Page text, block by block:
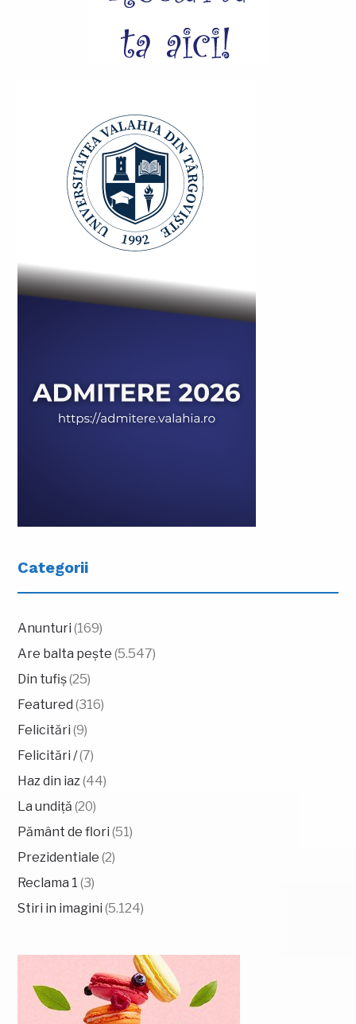
Categorii
Anunturi (169)
Are balta pește (5.547)
Din tufiș(25)
Featured (316)
Felicitări (9)
Felicitări /(7)
Haz din iaz (44)
La undiță (20)
Pământ de flori (51)
Prezidentiale (2)
Reclama 1 (3)
Stiri in imagini (5.124)